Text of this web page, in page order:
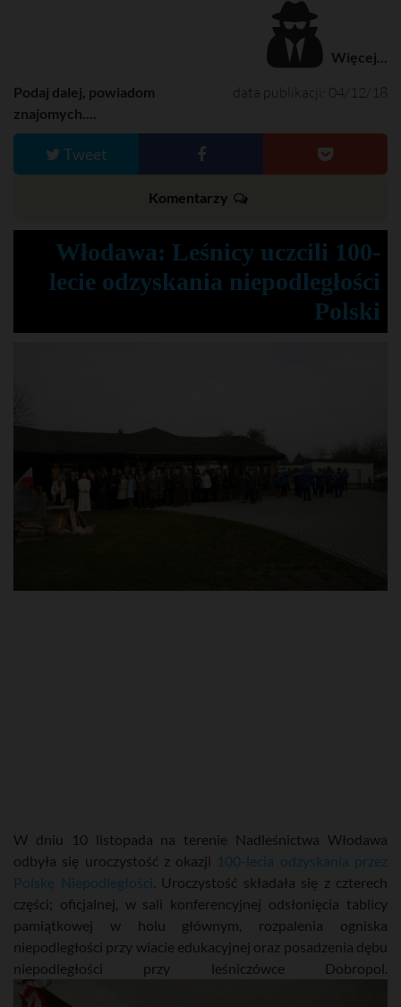
Więcej...
data publikacji: 04/12/18
Podaj dalej, powiadom
znajomych....
Tweet
Komentarzy
Włodawa: Leśnicy uczcili 100-
lecie odzyskania niepodległości
Polski
W dniu 10 listopada na terenie Nadleśnictwa Włodawa
odbyła się uroczystość z okazji 100-lecia odzyskania przez
Polskę Niepodległości. Uroczystość składała się z czterech
części; oficjalnej, w sali konferencyjnej odsłonięcia tablicy
pamiątkowej w holu głównym, rozpalenia ogniska
niepodległości przy wiacie edukacyjnej oraz posadzenia dębu
niepodległości przy leśniczówce Dobropol.